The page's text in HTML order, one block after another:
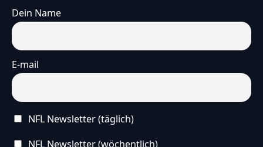
Dein Name
E-mail
NFL Newsletter (täglich)
NFL Newsletter (wöchentlich)